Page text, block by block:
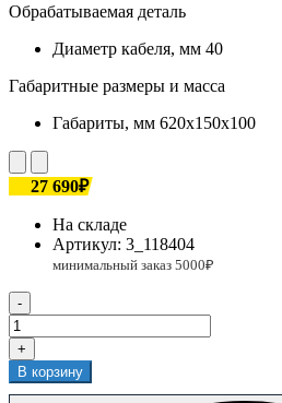
Обрабатываемая деталь
Диаметр кабеля, мм 40
Габаритные размеры и масса
Габариты, мм 620х150х100
27 690₽
На складе
Артикул: 3_118404
-
+
В корзину